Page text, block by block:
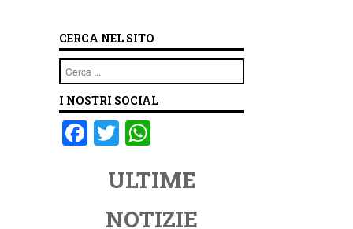
CERCA NEL SITO
Cerca
I NOSTRI SOCIAL
F T
tt
er
at
s
ULTIME
NOTIZIE